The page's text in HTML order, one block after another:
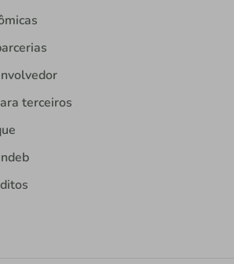
terceiros